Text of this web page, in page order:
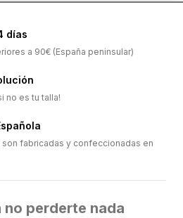
días
a 90€ (España peninsular)
no es tu talla!
fabricadas y confeccionadas en
perderte nada